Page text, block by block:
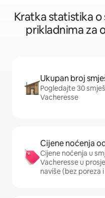
Kratka statistika
prikladnima za
Ukupan broj
Pogledajte 30
Vacheresse
Cijene noćenja
Cijene noćenja u
Vacheresse u
naviše (bez poreza